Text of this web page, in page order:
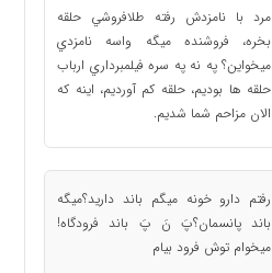
مرد با نامزدش رفته طلافروشي حلقه
بخره، فروشنده ميگه واسه نامزدي
ميخواين؟ په نه په سره فيلمبرداري ارباب
حلقه ها بوديم، حلقه كم آورديم، اينه كه
الان مزاحم شما شديم.
رفتم دارو خونه میگم باند دارید؟میگه
باند پانسمان؟پَ نَ پَ باند فرودگاه!
میخوام توش فرود بیام